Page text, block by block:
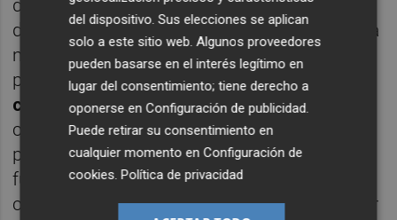
de comunicación de la startup, "sea un acto
de belleza, cuidado y libertad". No en vano, la
marca, además de comercializar sus
productos, ha llegado al mercado para
cumplir un fin socialy es que el calzado
convencional, "provoca problemas
posturales y de movilidad al no respetar la
función ni la forma natural del pie",
contratiempos que el barefoot puede ayudar
del dispositivo. Sus elecciones se aplican
solo a este sitio web. Algunos proveedores
pueden basarse en el interés legítimo en
lugar del consentimiento; tiene derecho a
oponerse enConfiguración de publicidad
Puede retirar su consentimiento en
cualquier momento enConfiguración de
cookies .Política de privacidad